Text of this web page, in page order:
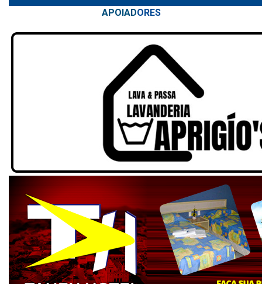
APOIADORES